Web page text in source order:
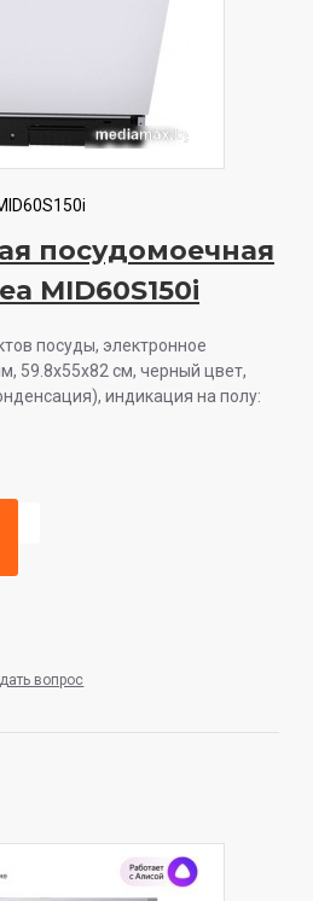
посудомоечная
MID60S150i
посуды, электронное
59.8x55x82 см, черный цвет,
индикация на полу:
вопрос